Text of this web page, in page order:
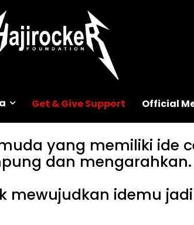
Get & Give Support Official
yang memiliki ide
dan mengarahkan.
mewujudkan idemu